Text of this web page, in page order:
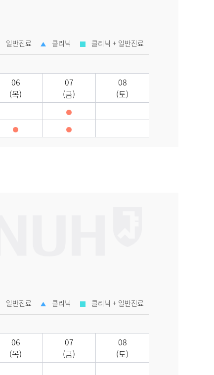
일반진료 클리닉 클리닉 + 일반진료
06
(목)
07
(금)
08
(토)
일반진료 클리닉 클리닉 + 일반진료
06
(목)
07
(금)
08
(토)